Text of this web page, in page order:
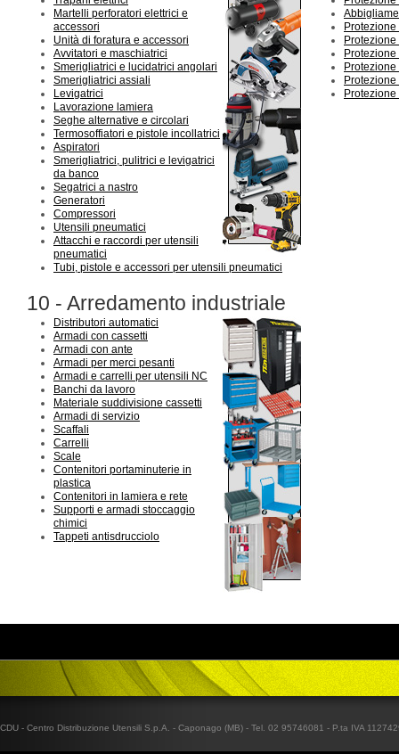
Martelli perforatori elettrici e
accessori
Unità di foratura e accessori
Avvitatori e maschiatrici
Smerigliatrici e lucidatrici angolari
Smerigliatrici assiali
Levigatrici
Lavorazione lamiera
Seghe alternative e circolari
Termosoffiatori e pistole incollatrici
Aspiratori
Smerigliatrici, pulitrici e levigatrici
da banco
Segatrici a nastro
Generatori
Compressori
Utensili pneumatici
Attacchi e raccordi per utensili
pneumatici
Tubi, pistole e accessori per utensili pneumatici
Protezione
10 - Arredamento industriale
Distributori automatici
Armadi con cassetti
Armadi con ante
Armadi per merci pesanti
Armadi e carrelli per utensili NC
Banchi da lavoro
Materiale suddivisione cassetti
Armadi di servizio
Scaffali
Carrelli
Scale
Contenitori portaminuterie in
plastica
Contenitori in lamiera e rete
Supporti e armadi stoccaggio
chimici
Tappeti antisdrucciolo
CDU - Centro Distribuzione Utensili S.p.A. - Caponago (MB) - Tel. 02 95746081 - P.ta IVA